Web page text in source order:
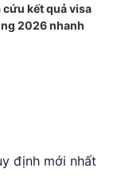
cứu kết quả visa
2026 nhanh
định mới nhất